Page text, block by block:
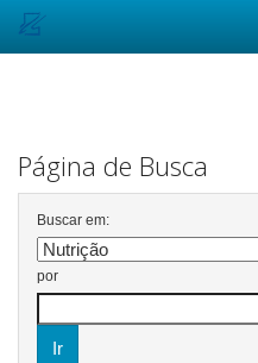
Página de Busca
Buscar em:
por